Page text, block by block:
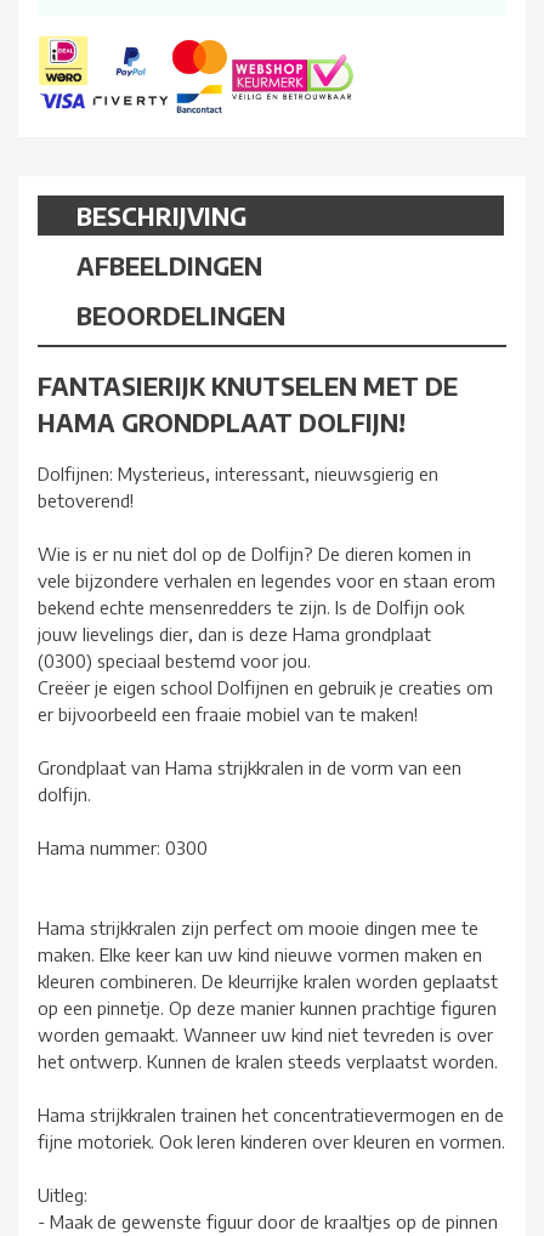
BESCHRIJVING
AFBEELDINGEN
BEOORDELINGEN
FANTASIERIJK KNUTSELEN MET DE
HAMA GRONDPLAAT DOLFIJN!
Dolfijnen: Mysterieus, interessant, nieuwsgierig en
betoverend!
Wie is er nu niet dol op de Dolfijn? De dieren komen in
vele bijzondere verhalen en legendes voor en staan erom
bekend echte mensenredders te zijn. Is de Dolfijn ook
jouw lievelings dier, dan is deze Hama grondplaat
(0300) speciaal bestemd voor jou.
Creëer je eigen school Dolfijnen en gebruik je creaties om
er bijvoorbeeld een fraaie mobiel van te maken!
Grondplaat van Hama strijkkralen in de vorm van een
dolfijn.
Hama nummer: 0300
Hama strijkkralen zijn perfect om mooie dingen mee te
maken. Elke keer kan uw kind nieuwe vormen maken en
kleuren combineren. De kleurrijke kralen worden geplaatst
op een pinnetje. Op deze manier kunnen prachtige figuren
worden gemaakt. Wanneer uw kind niet tevreden is over
het ontwerp. Kunnen de kralen steeds verplaatst worden.
Hama strijkkralen trainen het concentratievermogen en de
fijne motoriek. Ook leren kinderen over kleuren en vormen.
Uitleg:
- Maak de gewenste figuur door de kraaltjes op de pinnen